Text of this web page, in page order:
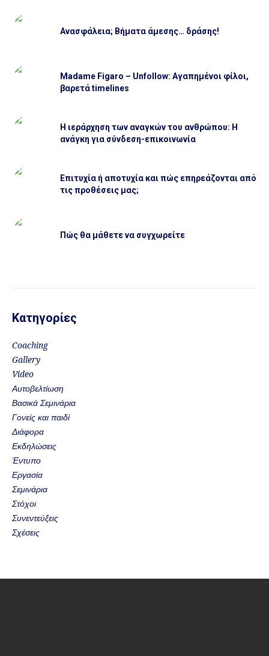
Ανασφάλεια; Βήματα άμεσης… δράσης!
Madame Figaro – Unfollow: Αγαπημένοι φίλοι,
βαρετά timelines
Η ιεράρχηση των αναγκών του ανθρώπου: Η
ανάγκη για σύνδεση-επικοινωνία
Επιτυχία ή αποτυχία και πώς επηρεάζονται από
τις προθέσεις μας;
Πώς θα μάθετε να συγχωρείτε
Κατηγορίες
Coaching
Gallery
Video
Αυτοβελτίωση
Βασικά Σεμινάρια
Γονείς και παιδί
Διάφορα
Εκδηλώσεις
Έντυπο
Εργασία
Σεμινάρια
Στόχοι
Συνεντεύξεις
Σχέσεις